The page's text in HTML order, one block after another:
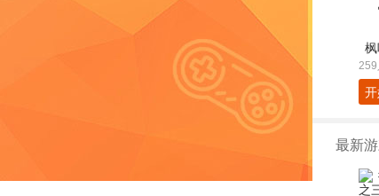
259
最新